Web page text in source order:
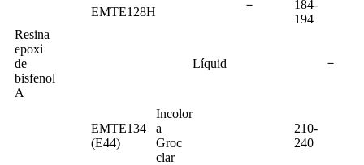
Resina
epoxi
de
bisfenol
A
Líquid
－
－
EMTE128H
184-
194
EMTE134
(E44)
Incolor
a
Groc
clar
210-
240